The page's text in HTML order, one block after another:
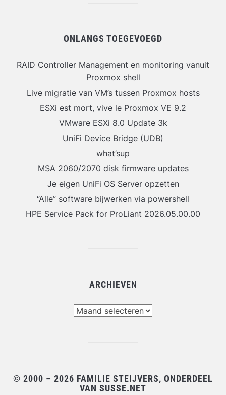
ONLANGS TOEGEVOEGD
RAID Controller Management en monitoring vanuit
Proxmox shell
Live migratie van VM’s tussen Proxmox hosts
ESXi est mort, vive le Proxmox VE 9.2
VMware ESXi 8.0 Update 3k
UniFi Device Bridge (UDB)
what’sup
MSA 2060/2070 disk firmware updates
Je eigen UniFi OS Server opzetten
“Alle” software bijwerken via powershell
HPE Service Pack for ProLiant 2026.05.00.00
ARCHIEVEN
© 2000 – 2026 FAMILIE STEIJVERS, ONDERDEEL
VAN SUSSE.NET